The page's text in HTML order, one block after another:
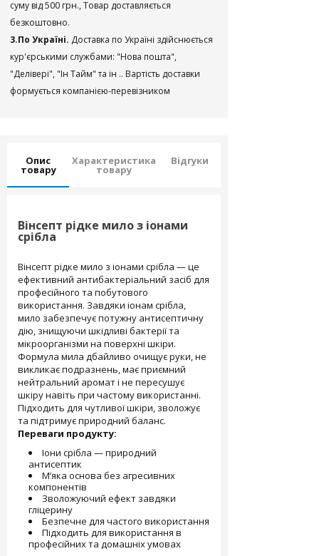
суму від 500 грн., Товар доставляється
безкоштовно.
3.По Україні. Доставка по Україні здійснюється
кур'єрськими службами: "Нова пошта",
"Делівері", "Ін Тайм" та ін .. Вартість доставки
формується компанією-перевізником
Опис
товару
Характеристика
товару
Відгуки
Вінсепт рідке мило з іонами
срібла
Вінсепт рідке мило з іонами срібла — це
ефективний антибактеріальний засіб для
професійного та побутового
використання. Завдяки іонам срібла,
мило забезпечує потужну антисептичну
дію, знищуючи шкідливі бактерії та
мікроорганізми на поверхні шкіри.
Формула мила дбайливо очищує руки, не
викликає подразнень, має приємний
нейтральний аромат і не пересушує
шкіру навіть при частому використанні.
Підходить для чутливої шкіри, зволожує
та підтримує природний баланс.
Переваги продукту:
Іони срібла — природний
антисептик
М’яка основа без агресивних
компонентів
Зволожуючий ефект завдяки
гліцерину
Безпечне для частого використання
Підходить для використання в
професійних та домашніх умовах